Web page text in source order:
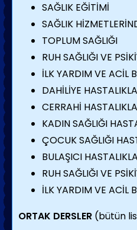
SAĞLIK EĞİTİMİ
SAĞLIK
TOPLUM SAĞLIĞI
RUH SAĞLIĞI VE
İLK YARDIM VE ACİL
DAHİLİYE
CERRAHİ
KADIN SAĞLIĞI
ÇOCUK SAĞLIĞI
BULAŞICI
RUH SAĞLIĞI VE
İLK YARDIM VE ACİL
ORTAK DERSLER (bütün